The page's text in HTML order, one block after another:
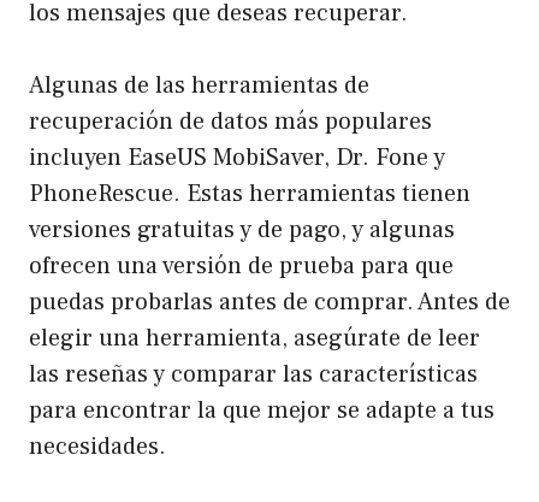
los mensajes que deseas recuperar.
Algunas de las herramientas de
recuperación de datos más populares
incluyen EaseUS MobiSaver, Dr. Fone y
PhoneRescue. Estas herramientas tienen
versiones gratuitas y de pago, y algunas
ofrecen una versión de prueba para que
puedas probarlas antes de comprar. Antes de
elegir una herramienta, asegúrate de leer
las reseñas y comparar las características
para encontrar la que mejor se adapte a tus
necesidades.